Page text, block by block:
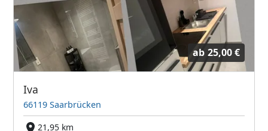
ab 25,00 €
Iva
66119 Saarbrücken
21,95 km